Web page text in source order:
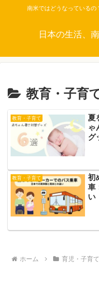
南米ではどうなっている
日本の生活、
教育・子育
教育・子育て
夏
ゃ
グ
教育・子育て
初
車
い
ホーム 育児・子育て